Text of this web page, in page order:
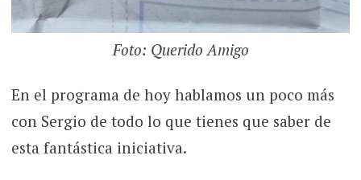
Foto: Querido Amigo
En el programa de hoy hablamos un poco más
con Sergio de todo lo que tienes que saber de
esta fantástica iniciativa.